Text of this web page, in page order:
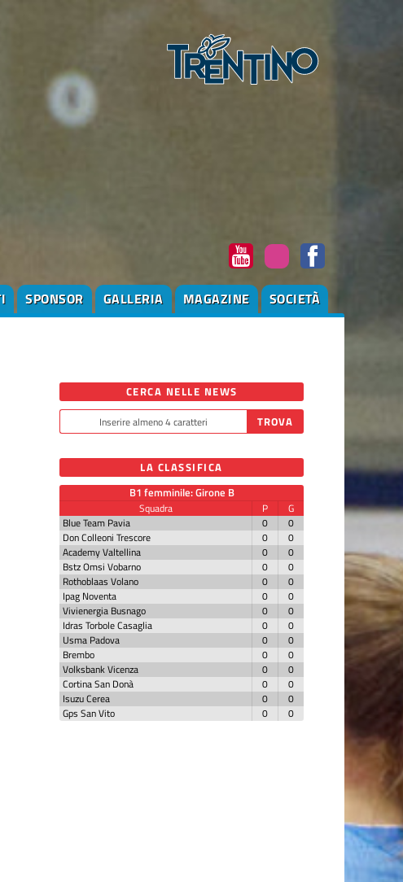
SPONSOR GALLERIA MAGAZINE SOCIETÀ
CERCA NELLE NEWS
LA CLASSIFICA
B1 femminile: Girone B
Squadra P
G
Blue Team Pavia
0
0
Don Colleoni Trescore
0
0
Academy Valtellina
0
0
Bstz Omsi Vobarno
0
0
Rothoblaas Volano
0
0
Ipag Noventa
0
0
Vivienergia Busnago
0
0
Idras Torbole Casaglia
0
0
Usma Padova
0
0
Brembo
0
0
Volksbank Vicenza
0
0
Cortina San Donà
0
0
Isuzu Cerea
0
0
Gps San Vito
0 0